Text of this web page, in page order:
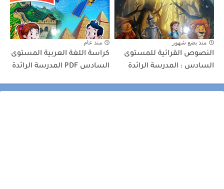
منذ بضع شهور
النصوص القرائية للمستوى
السادس : المدرسة الرائدة
منذ عام
كراسة اللغة العربية المستوى
السادس PDF المدرسة الرائدة